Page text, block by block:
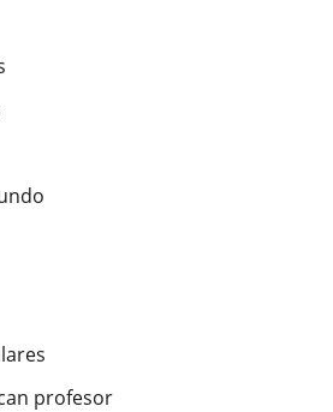
profesor